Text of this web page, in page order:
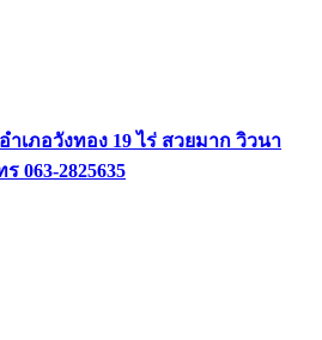
ภอวังทอง 19 ไร่ สวยมาก วิวนา
063-2825635